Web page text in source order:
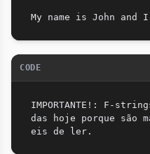
CODE
IMPORTANTE!: F-
das hoje porque são